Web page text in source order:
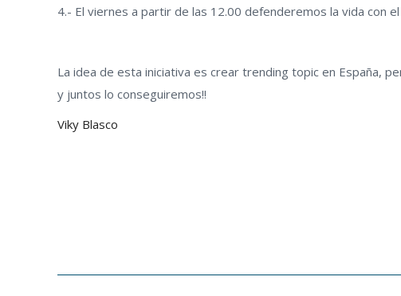
4.- El viernes a partir de las 12.00 defenderemos la vida con el
La idea de esta iniciativa es crear trending topic en España,
y juntos lo conseguiremos!!
Viky Blasco